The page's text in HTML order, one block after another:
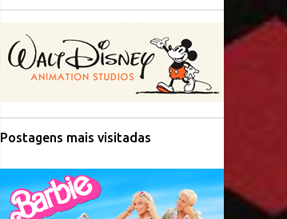
Postagens mais visitadas